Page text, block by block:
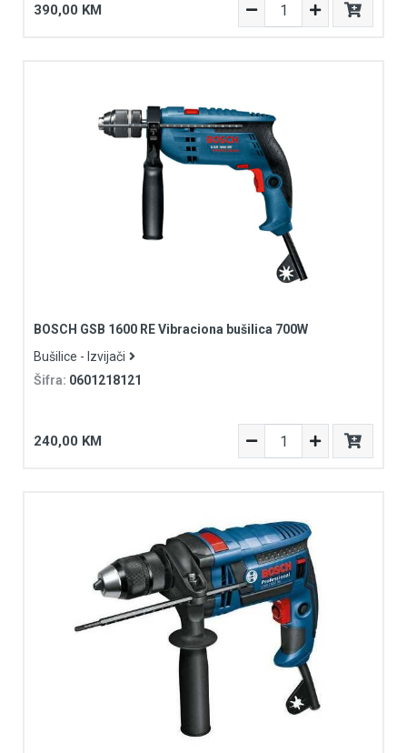
390,00 KM
BOSCH GSB 1600 RE Vibraciona bušilica 700W
Bušilice - Izvijači
Šifra: 0601218121
240,00 KM